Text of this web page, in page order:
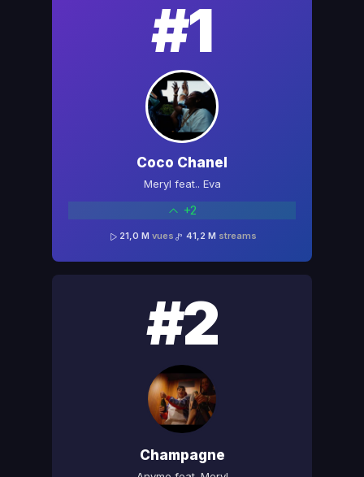
#2
Champagne
#1
Coco Chanel
Meryl feat.. Eva
+2
21,0 M vues 41,2 M streams